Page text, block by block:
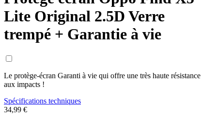
Lite Original 2.5D Verre
trempé + Garantie à vie
Le protège-écran Garanti à vie qui offre une très haute résistance
aux impacts !
Spécifications techniques
34,99 €